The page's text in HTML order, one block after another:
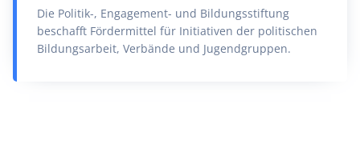
Die Politik-, Engagement- und Bildungsstiftung
beschafft Fördermittel für Initiativen der politischen
Bildungsarbeit, Verbände und Jugendgruppen.